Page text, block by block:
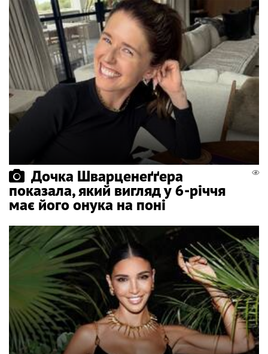
Дочка Шварценеґґера
показала, який вигляд у 6-річчя
має його онука на поні